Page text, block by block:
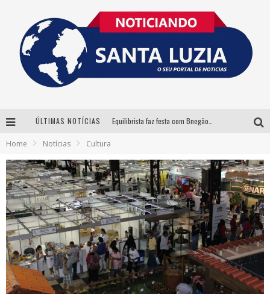
ÚLTIMAS NOTÍCIAS
Santa Luzia encerra Semana de Conscientização do Autismo com atividades abertas ao público
“Cê Tá Doido Festival” confirma o Mineirão como palco da festa
Home Notícias Cultura